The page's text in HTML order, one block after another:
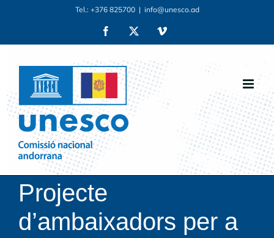
content
Tel.: +376 825700 | info@unesco.ad
Facebook Vimeo
Projecte
d’ambaixadors per a